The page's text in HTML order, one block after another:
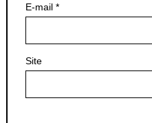
E-mail *
Site